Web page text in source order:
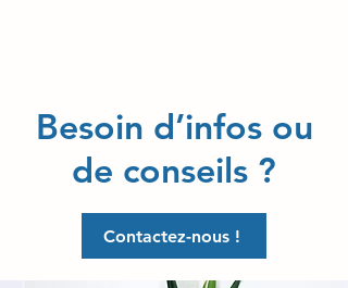
Besoin d’infos ou
de conseils ?
Contactez-nous !